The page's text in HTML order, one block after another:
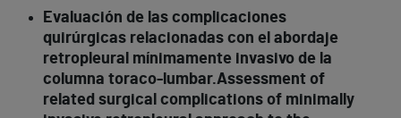
Evaluación de las complicaciones
quirúrgicas relacionadas con el abordaje
retropleural mínimamente invasivo de la
columna toraco-lumbar.Assessment of
related surgical complications of minimally